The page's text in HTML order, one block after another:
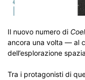
Il nuovo numero di
ancora una volta — al
dell’esplorazione
Tra i protagonisti di